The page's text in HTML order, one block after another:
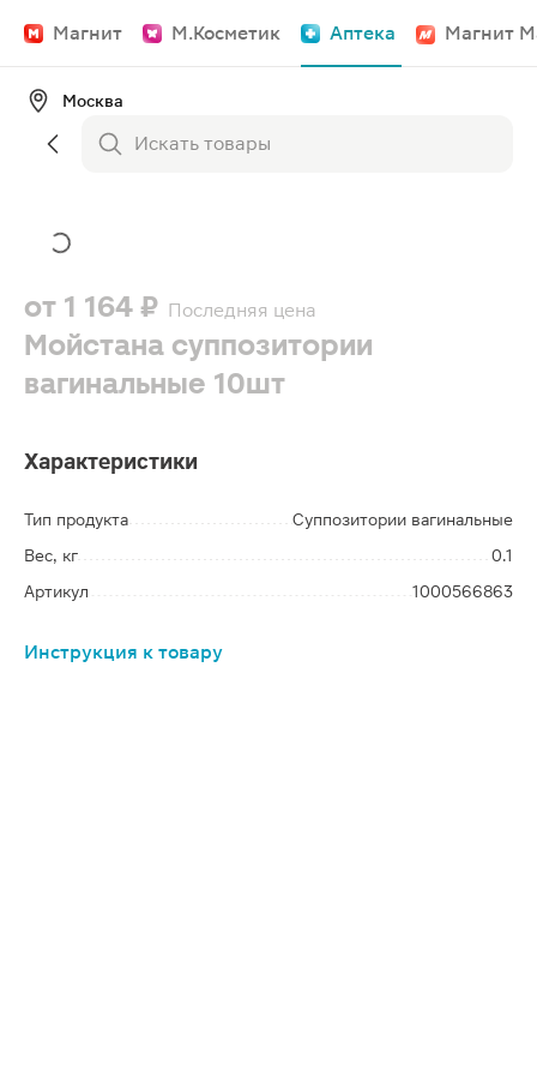
Магнит М.Косметик Аптека Магнит
Москва
от 1 164 ₽ Последняя цена
Мойстана суппозитории
вагинальные 10шт
Характеристики
Тип продукта
Суппозитории вагинальные
Вес, кг
0.1
Артикул
1000566863
Инструкция к товару